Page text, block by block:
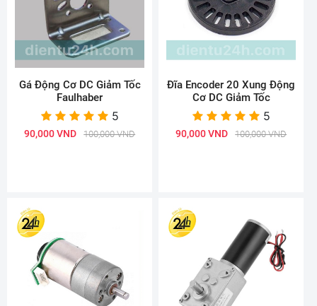
Gá Động Cơ DC Giảm Tốc
Faulhaber
5
90,000 VND 100,000 VND
Đĩa Encoder 20 Xung Động
Cơ DC Giảm Tốc
5
90,000 VND 100,000 VND